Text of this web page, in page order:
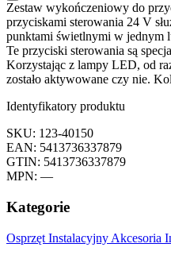
Zestaw wykończeniowy do
przyciskami sterowania 24 V
punktami świetlnymi w jednym
Te przyciski sterowania są
Korzystając z lampy LED, od
zostało aktywowane czy nie.
Identyfikatory produktu
SKU: 123-40150
EAN: 5413736337879
GTIN: 5413736337879
MPN: —
Kategorie
Osprzęt Instalacyjny Akcesoria